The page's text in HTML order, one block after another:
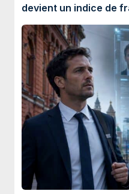
devient un indice de